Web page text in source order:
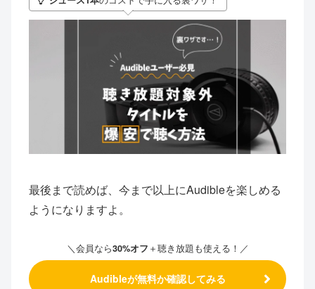
最後まで読めば、今まで以上にAudibleを楽しめる
ようになりますよ。
＼会員なら30%オフ ＋聴き放題も使える！ ／
Audibleが無料か確認してみる